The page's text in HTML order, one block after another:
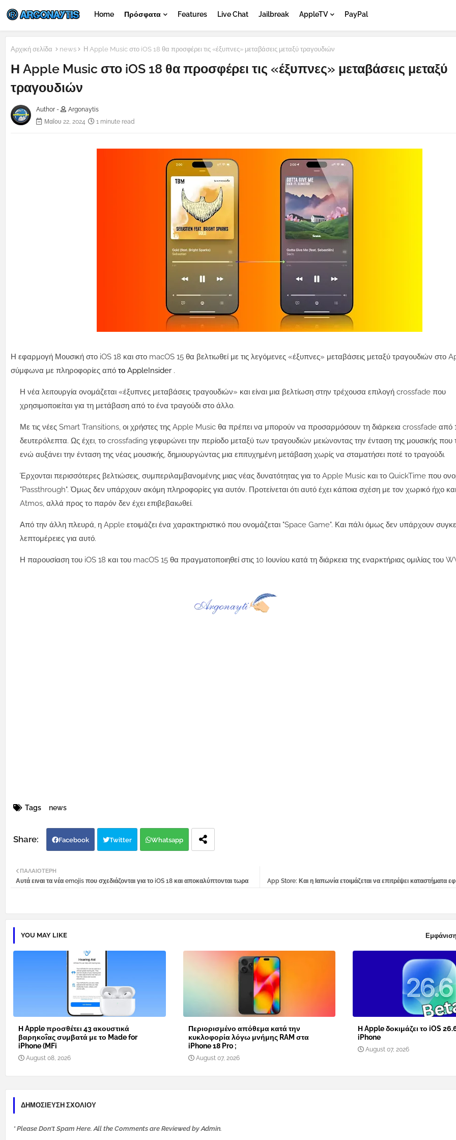
Home Πρόσφατα Features Live Chat Jailbreak AppleTV PayPal
Αρχική σελίδα news Η Apple Music στο iOS 18 θα προσφέρει τις «έξυπνες» μεταβάσεις μεταξύ τραγουδιών
Η Apple Music στο iOS 18 θα προσφέρει τις «έξυπνες» μεταβάσεις μεταξύ
τραγουδιών
Author -
Argonaytis
Μαΐου 22, 2024
1 minute read
Η εφαρμογή Μουσική στο iOS 18 και στο macOS 15 θα βελτιωθεί με τις λεγόμενες «έξυπνες» μεταβάσεις μεταξύ τραγουδιών στο
σύμφωνα με πληροφορίες από το AppleInsider .
Η νέα λειτουργία ονομάζεται «έξυπνες μεταβάσεις τραγουδιών» και είναι μια βελτίωση στην τρέχουσα επιλογή crossfade που
χρησιμοποιείται για τη μετάβαση από το ένα τραγούδι στο άλλο.
Με τις νέες Smart Transitions, οι χρήστες της Apple Music θα πρέπει να μπορούν να προσαρμόσουν τη διάρκεια crossfade από
δευτερόλεπτα. Ως έχει, το crossfading γεφυρώνει την περίοδο μεταξύ των τραγουδιών μειώνοντας την ένταση της μουσικής που
ενώ αυξάνει την ένταση της νέας μουσικής, δημιουργώντας μια επιτυχημένη μετάβαση χωρίς να σταματήσει ποτέ το τραγούδι.
Έρχονται περισσότερες βελτιώσεις, συμπεριλαμβανομένης μιας νέας δυνατότητας για το Apple Music και το QuickTime που
"Passthrough". Όμως δεν υπάρχουν ακόμη πληροφορίες για αυτόν. Προτείνεται ότι αυτό έχει κάποια σχέση με τον χωρικό ήχο
Atmos, αλλά προς το παρόν δεν έχει επιβεβαιωθεί.
Από την άλλη πλευρά, η Apple ετοιμάζει ένα χαρακτηριστικό που ονομάζεται "Space Game". Και πάλι όμως δεν υπάρχουν
λεπτομέρειες για αυτό.
Η παρουσίαση του iOS 18 και του macOS 15 θα πραγματοποιηθεί στις 10 Ιουνίου κατά τη διάρκεια της εναρκτήριας ομιλίας του
Tags news
Facebook Twitter Whatsapp
App Store: Και η Ιαπωνία ετοιμάζεται να επιτρέψει καταστήματα
ΠΑΛΑΙΌΤΕΡΗ
Αυτά ειναι τα νέα emojis που σχεδιάζονται για το iOS 18 και αποκαλύπτονται τωρα
YOU MAY LIKE
Η Apple προσθέτει 43 ακουστικά
βαρηκοΐας συμβατά με το Made for
iPhone (MFi
August 08, 2026
Περιορισμένο απόθεμα κατά την
κυκλοφορία λόγω μνήμης RAM στα
iPhone 18 Pro ;
August 07, 2026
Η Apple δοκιμάζει το iOS
iPhone
August 07, 2026
ΔΗΜΟΣΊΕΥΣΗ ΣΧΟΛΊΟΥ
* Please Don't Spam Here. All the Comments are Reviewed by Admin.